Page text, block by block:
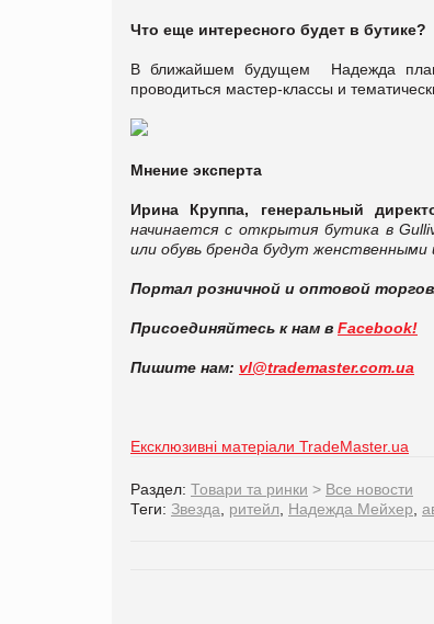
Что еще интересного будет в бутике?
В ближайшем будущем Надежда
проводиться мастер-классы и
Мнение эксперта
Ирина Круппа, генеральный
начинается с открытия бутика в
или обувь бренда будут женственными
Портал розничной и оптовой
Присоединяйтесь к нам в Facebook!
Пишите нам: vl@trademaster.com.ua
Ексклюзивні матеріали TradeMaster.ua
Раздел: Товари та ринки > Все новости
Теги: Звезда ритейл Надежда Мейхер